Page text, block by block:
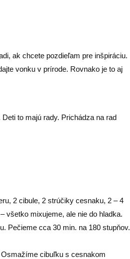
ak chcete pozdieľam pre inšpiráciu.
vonku v prírode. Rovnako je to aj
to majú rady. Prichádza na rad
2 cibule, 2 strúčiky cesnaku, 2 – 4
všetko mixujeme, ale nie do hladka.
Pečieme cca 30 min. na 180 stupňov.
cibuľku s cesnakom